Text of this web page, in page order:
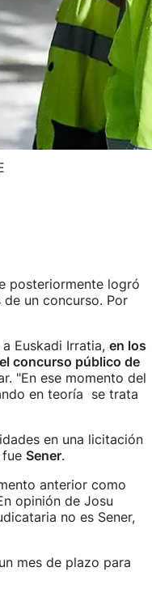
posteriormente logró
un concurso. Por
Euskadi Irratia, en los
concurso público de
"En ese momento del
en teoría se trata
en una licitación
fue Sener.
anterior como
opinión de Josu
no es Sener,
mes de plazo para